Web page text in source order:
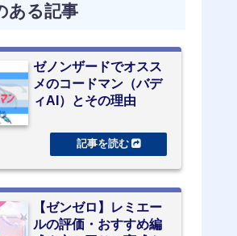
ある記事
ゼノンザードでオスス
メのコードマン（バデ
ィAI）とその理由
【ゼンゼロ】レミエー
ルの評価・おすすめ編